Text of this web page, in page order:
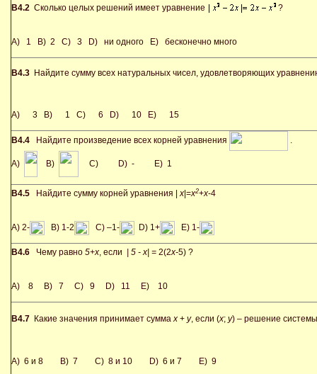
В4.2 Сколько целых решений имеет уравнение ?
A) 1 B) 2 C) 3 D) ни одного E) бесконечно много
В4.3 Найдите сумму всех натуральных чисел, удовлетворяющих
A) 3 B) 1 C) 6 D) 10 E) 15
В4.4 Найдите произведение всех корней уравнения .
A) B) C) D) - E) 1
В4.5 Найдите сумму корней уравнения |x |=x2+x-4
A) 2- B) 1-2 C) –1- D) 1+ E) 1-
В4.6 Чему равно 5+x, если | 5 -x | = 2(2x-5) ?
A) 8 B) 7 C) 9 D) 11 E) 10
В4.7 Какие значения принимает сумма x + y, если (x; y) – решение
A) 6 и 8 B) 7 C) 8 и 10 D) 6 и 7 E) 9